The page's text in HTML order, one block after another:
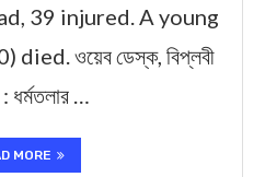
39 injured. A young
ওয়েব ডেস্ক, বিপ্লবী
ধর্মতলার …
MORE